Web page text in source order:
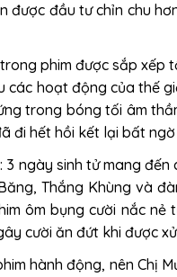
được đầu tư chỉn chu
phim được sắp xếp
các hoạt động của thế
trong bóng tối âm
đi hết hồi kết lại bất
3 ngày sinh tử mang
Thắng Khùng và
ôm bụng cười nắc nẻ
cười ăn đứt khi được
hành động, nên Chị